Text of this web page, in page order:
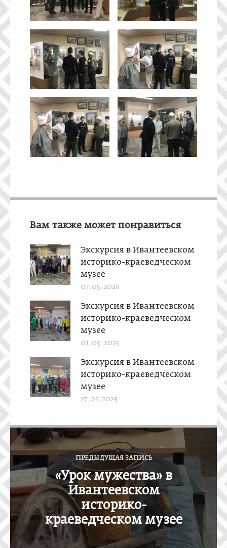
Вам также может понравиться
Экскурсия в Ивантеевском
историко-краеведческом
музее
07.05.2026
Экскурсия в Ивантеевском
историко-краеведческом
музее
01.09.2025
Экскурсия в Ивантеевском
историко-краеведческом
музее
27.03.2025
Н
а
в
и
г
а
ПРЕДЫДУЩАЯ ЗАПИСЬ
«Урок мужества» в
Ивантеевском
историко-
краеведческом музее